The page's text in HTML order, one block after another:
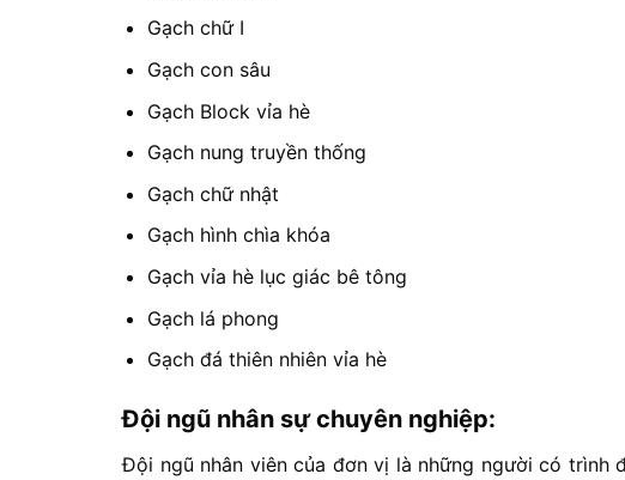
Gạch chữ I
Gạch con sâu
Gạch Block vỉa hè
Gạch nung truyền thống
Gạch chữ nhật
Gạch hình chìa khóa
Gạch vỉa hè lục giác bê tông
Gạch lá phong
Gạch đá thiên nhiên vỉa hè
Đội ngũ nhân sự chuyên nghiệp:
Đội ngũ nhân viên của đơn vị là những người có trình